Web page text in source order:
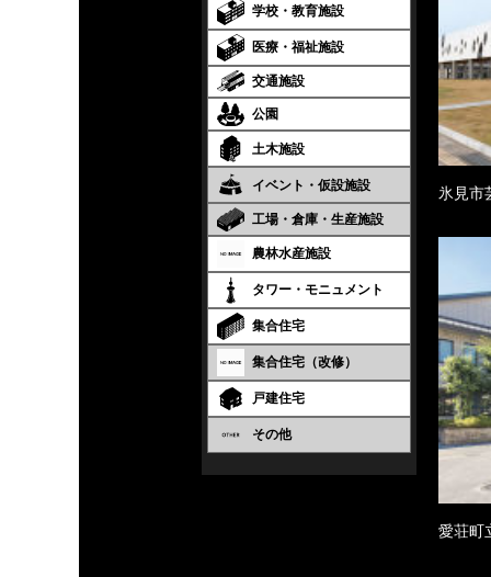
学校・教育施設
医療・福祉施設
交通施設
公園
土木施設
イベント・仮設施設
工場・倉庫・生産施設
農林水産施設
タワー・モニュメント
集合住宅
集合住宅（改修）
戸建住宅
その他
氷見市
愛荘町